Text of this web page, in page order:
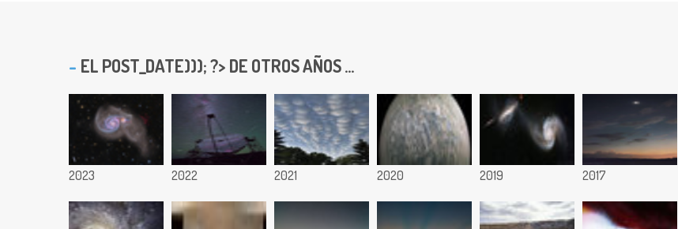
EL POST_DATE))); ?> DE OTROS AÑOS ...
2023 2022 2021 2020 2019 2017